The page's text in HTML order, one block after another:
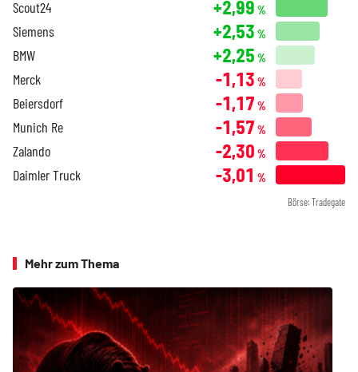
Scout24 +2,99 %
Siemens +2,53 %
BMW +2,25 %
Merck -1,13 %
Beiersdorf -1,17 %
Munich Re -1,57 %
Zalando -2,30 %
Daimler Truck -3,01 %
Börse: Tradegate
Mehr zum Thema